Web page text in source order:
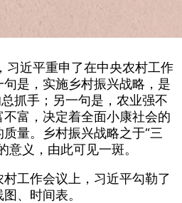
习近平重申了在中央农村工作
是，实施乡村振兴战略，是
抓手；另一句是，农业强不
富，决定着全面小康社会的
量。乡村振兴战略之于“三
意义，由此可见一斑。
工作会议上，习近平勾勒了
、时间表。